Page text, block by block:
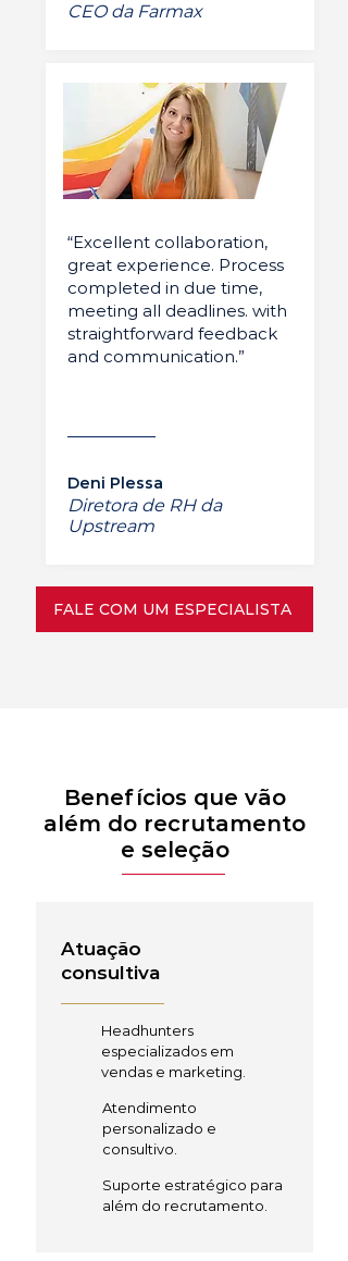
CEO da Farmax
“Excellent collaboration,
great experience. Process
completed in due time,
meeting all deadlines. with
straightforward feedback
and communication.”
Deni Plessa
Diretora de RH da
Upstream
FALE COM UM ESPECIALISTA
Benefícios que vão
além do recrutamento
e seleção
Atuação
consultiva
Headhunters
especializados em
vendas e marketing.
Atendimento
personalizado e
consultivo.
Suporte estratégico para
além do recrutamento.